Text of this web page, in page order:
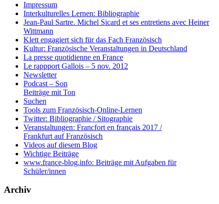
Impressum
Interkulturelles Lernen: Bibliographie
Jean-Paul Sartre. Michel Sicard et ses entretiens avec Heiner
Wittmann
Klett engagiert sich für das Fach Französisch
Kultur: Französische Veranstaltungen in Deutschland
La presse quotidienne en France
Le rappport Gallois – 5 nov. 2012
Newsletter
Podcast – Son
Beiträge mit Ton
Suchen
Tools zum Französisch-Online-Lernen
Twitter: Bibliographie / Sitographie
Veranstaltungen: Francfort en français 2017 /
Frankfurt auf Französisch
Videos auf diesem Blog
Wichtige Beiträge
www.france-blog.info: Beiträge mit Aufgaben für
Schüler/innen
Archiv